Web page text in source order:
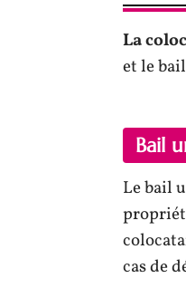
La
et le
Bail
Le bail
cas de